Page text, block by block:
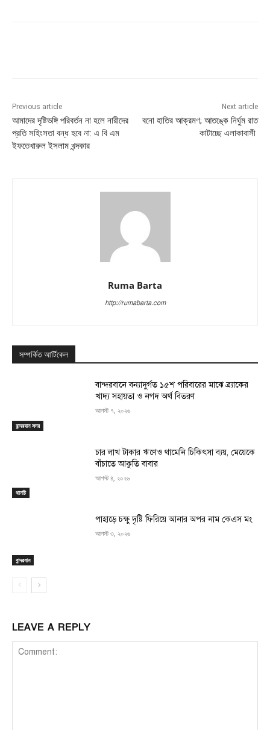
Previous article
আমাদের দৃষ্টিভঙ্গি পরিবর্তন না হলে নারীদের
প্রতি সহিংসতা বন্ধ হবে না: এ বি এম
ইফতেখারুল ইসলাম খন্দকার
Next article
বনো হাতির আক্রমণ; আতঙ্কে নির্ঘুম রাত
কাটাচ্ছে এলাকাবাসী
Ruma Barta
http://rumabarta.com
সম্পর্কিত আর্টিকেল
বান্দরবান সদর
বান্দরবানে বন্যাদুর্গত ১৫শ পরিবারের মাঝে ব্র্যাকের
খাদ্য সহায়তা ও নগদ অর্থ বিতরণ
আগস্ট ৭, ২০২৬
থানচি
চার লাখ টাকার ঋণেও থামেনি চিকিৎসা ব্যয়, মেয়েকে
বাঁচাতে আকুতি বাবার
আগস্ট ৪, ২০২৬
বান্দরবান
পাহাড়ে চক্ষু দৃষ্টি ফিরিয়ে আনার অপর নাম কেএস মং
আগস্ট ৩, ২০২৬
LEAVE A REPLY